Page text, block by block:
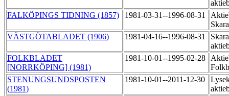
FALKÖPINGS TIDNING (1857)
1981-03-31--1996-08-31
VÄSTGÖTABLADET (1906)
1981-04-16--1996-08-31
FOLKBLADET
[NORRKÖPING] (1981)
1981-10-01--1995-02-28
STENUNGSUNDSPOSTEN
(1981)
1981-10-01--2011-12-30